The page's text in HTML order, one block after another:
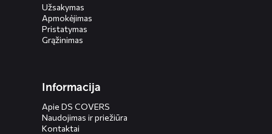
Užsakymas
Apmokėjimas
Pristatymas
Grąžinimas
Informacija
Apie DS COVERS
Naudojimas ir priežiūra
Kontaktai